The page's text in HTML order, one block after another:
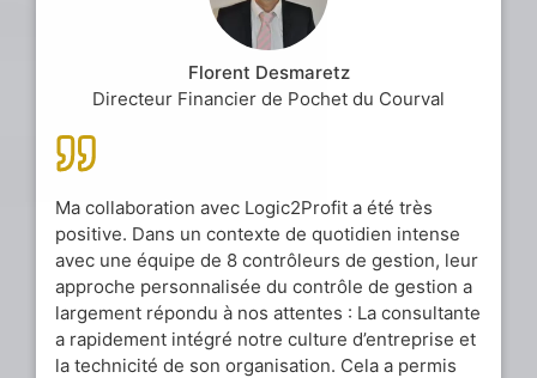
Florent Desmaretz
Directeur Financier de Pochet du Courval
Ma collaboration avec Logic2Profit a été très
positive. Dans un contexte de quotidien intense
avec une équipe de 8 contrôleurs de gestion, leur
approche personnalisée du contrôle de gestion a
largement répondu à nos attentes : La consultante
a rapidement intégré notre culture d’entreprise et
la technicité de son organisation. Cela a permis